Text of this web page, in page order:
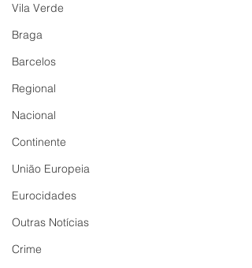
Vila Verde
Braga
Barcelos
Regional
Nacional
Continente
União Europeia
Eurocidades
Outras Notícias
Crime